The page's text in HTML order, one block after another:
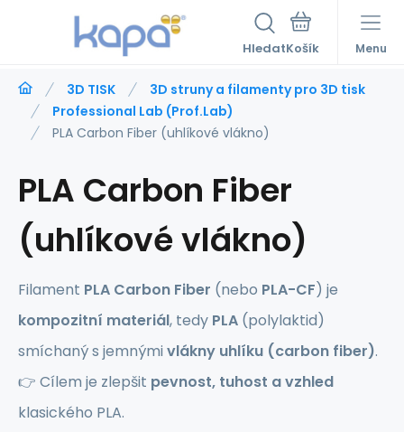
Hledat Menu
3D TISK
3D struny a filamenty pro 3D tisk
Professional Lab (Prof.Lab)
PLA Carbon Fiber (uhlíkové vlákno)
PLA Carbon Fiber
(uhlíkové vlákno)
Filament PLA Carbon Fiber (nebo PLA-CF) je
kompozitní materiál, tedy PLA (polylaktid)
smíchaný s jemnými vlákny uhlíku (carbon fiber).
👉 Cílem je zlepšit pevnost, tuhost a vzhled
klasického PLA.